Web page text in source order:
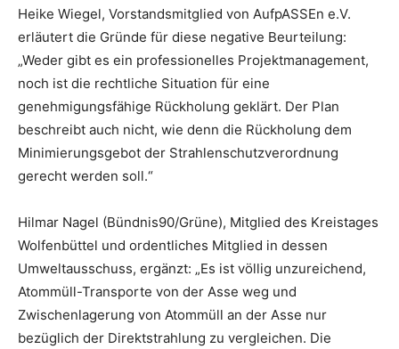
Heike Wiegel, Vorstandsmitglied von AufpASSEn e.V.
erläutert die Gründe für diese negative Beurteilung:
„Weder gibt es ein professionelles Projektmanagement,
noch ist die rechtliche Situation für eine
genehmigungsfähige Rückholung geklärt. Der Plan
beschreibt auch nicht, wie denn die Rückholung dem
Minimierungsgebot der Strahlenschutzverordnung
gerecht werden soll.“
Hilmar Nagel (Bündnis90/Grüne), Mitglied des Kreistages
Wolfenbüttel und ordentliches Mitglied in dessen
Umweltausschuss, ergänzt: „Es ist völlig unzureichend,
Atommüll-Transporte von der Asse weg und
Zwischenlagerung von Atommüll an der Asse nur
bezüglich der Direktstrahlung zu vergleichen. Die